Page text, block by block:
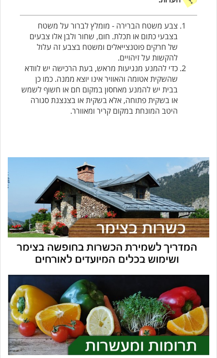
צבע משטח הברירה - מומלץ לברור על משטח
בצבעי כתום או תכלת. חום, שחור ולבן אלו צבעים
של חרקים פוטנצייאלים ומשטח בצבע זה עלול
להקשות על זיהויים.
כדי להמנע מנגיעות מראש, בעת הרכישה יש לוודא
שהשקית אטומה והאוויר אינו יוצא ממנה. כמו כן
בבית יש להמנע מאחסון במקום חם או חשוף לשמש
או בשקית פתוחה, אלא בשקית או בצנצנת סגורה
היטב המונחת במקום קריר ומאוורר.